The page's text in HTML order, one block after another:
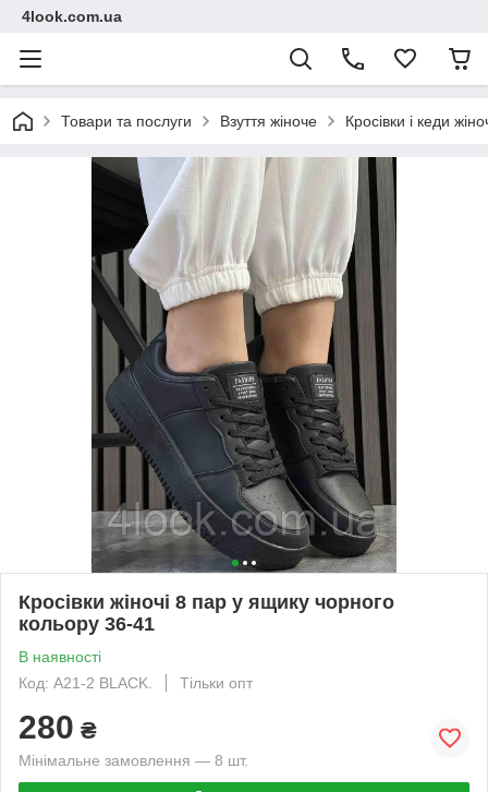
4look.com.ua
Товари та послуги Взуття жіноче Кросівки і кеди
Кросівки жіночі 8 пар у ящику чорного
кольору 36-41
В наявності
Код: A21-2 BLACK.
Тільки опт
280 ₴
Мінімальне замовлення — 8 шт.